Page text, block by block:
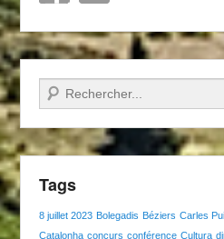
Recherche
Tags
8 juillet 2023 Bolegadis Béziers Carles
Catalonha concurs conférence Cultura